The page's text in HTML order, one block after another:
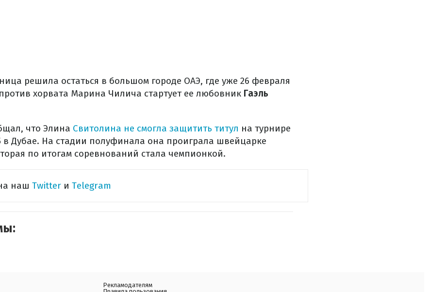
решила остаться в большом городе ОАЭ, где уже 26 февраля
хорвата Марина Чилича стартует ее любовник Гаэль
что Элина Свитолина не смогла защитить титул на турнире
в Дубае. На стадии полуфинала она проиграла швейцарке
по итогам соревнований стала чемпионкой.
наш Twitter и Telegram
Рекламодателям